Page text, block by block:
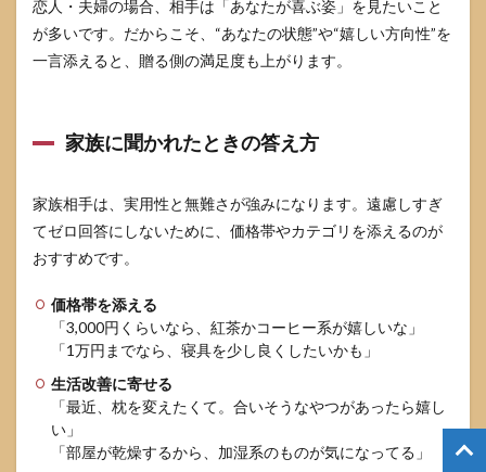
恋人・夫婦の場合、相手は「あなたが喜ぶ姿」を見たいこと
が多いです。だからこそ、“あなたの状態”や“嬉しい方向性”を
一言添えると、贈る側の満足度も上がります。
家族に聞かれたときの答え方
家族相手は、実用性と無難さが強みになります。遠慮しすぎ
てゼロ回答にしないために、価格帯やカテゴリを添えるのが
おすすめです。
価格帯を添える
「3,000円くらいなら、紅茶かコーヒー系が嬉しいな」
「1万円までなら、寝具を少し良くしたいかも」
生活改善に寄せる
「最近、枕を変えたくて。合いそうなやつがあったら嬉し
い」
「部屋が乾燥するから、加湿系のものが気になってる」